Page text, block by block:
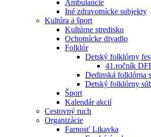
Ambulancie
Iné zdravotnícke subjekty
Kultúra a šport
Kultúrne stredisko
Ochotnícke divadlo
Folklór
Detský folklórny
41.ročník
Dedinská folklórna
Detský folklórny
Šport
Kalendár akcií
Cestovný ruch
Organizácie
Farnosť Likavka